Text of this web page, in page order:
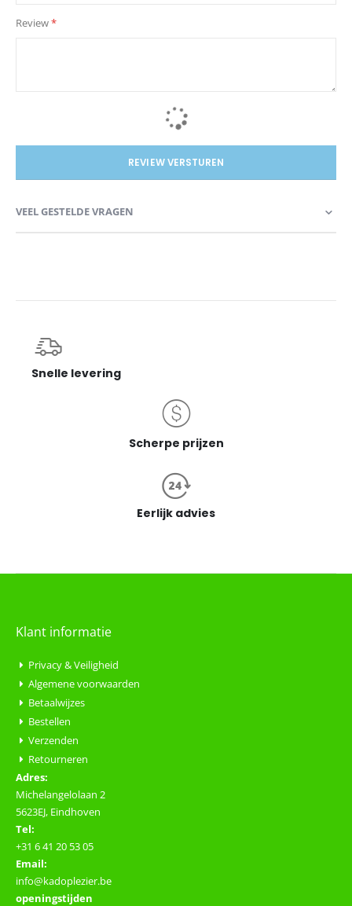
Review
REVIEW VERSTUREN
VEEL GESTELDE VRAGEN
Snelle levering
Scherpe prijzen
Eerlijk advies
Klant informatie
Privacy & Veiligheid
Algemene voorwaarden
Betaalwijzes
Bestellen
Verzenden
Retourneren
Adres:
Michelangelolaan 2
5623EJ, Eindhoven
Tel:
+31 6 41 20 53 05
Email:
info@kadoplezier.be
openingstijden